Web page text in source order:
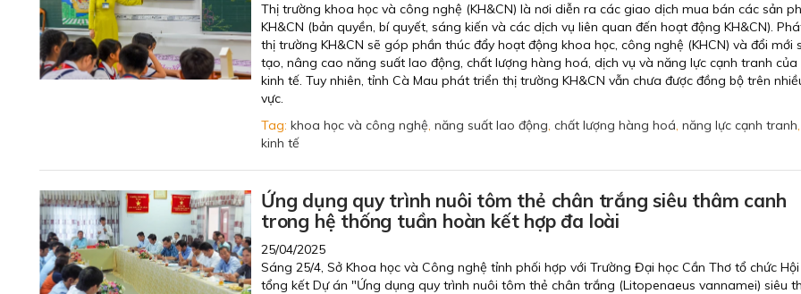
Thị trường khoa học và công nghệ (KH&CN) là nơi diễn ra các giao dịch mua bán các sản
KH&CN (bản quyền, bí quyết, sáng kiến và các dịch vụ liên quan đến hoạt động KH&CN).
thị trường KH&CN sẽ góp phần thúc đẩy hoạt động khoa học, công nghệ (KHCN) và đổi mới
tạo, nâng cao năng suất lao động, chất lượng hàng hoá, dịch vụ và năng lực cạnh tranh của
kinh tế. Tuy nhiên, tỉnh Cà Mau phát triển thị trường KH&CN vẫn chưa được đồng bộ trên
vực.
Tag: khoa học và công nghệ, năng suất lao động, chất lượng hàng hoá, năng lực cạnh tranh,
kinh tế
Ứng dụng quy trình nuôi tôm thẻ chân trắng siêu thâm canh
trong hệ thống tuần hoàn kết hợp đa loài
25/04/2025
Sáng 25/4, Sở Khoa học và Công nghệ tỉnh phối hợp với Trường Đại học Cần Thơ tổ chức
tổng kết Dự án "Ứng dụng quy trình nuôi tôm thẻ chân trắng (Litopenaeus vannamei) siêu